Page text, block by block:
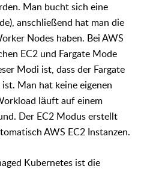
Man bucht sich eine
anschließend hat man die
Nodes haben. Bei AWS
EC2 und Fargate Mode
Modi ist, dass der Fargate
Man hat keine eigenen
läuft auf einem
Der EC2 Modus erstellt
AWS EC2 Instanzen.
Kubernetes ist die